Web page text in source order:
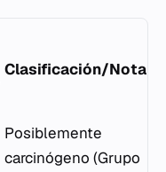
Clasificación/Nota
Posiblemente
carcinógeno (Grupo